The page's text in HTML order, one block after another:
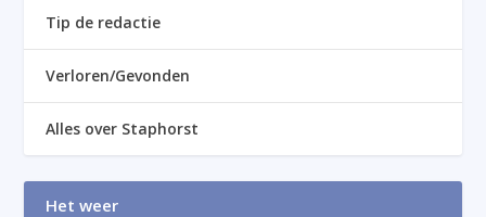
Tip de redactie
Verloren/Gevonden
Alles over Staphorst
Het weer